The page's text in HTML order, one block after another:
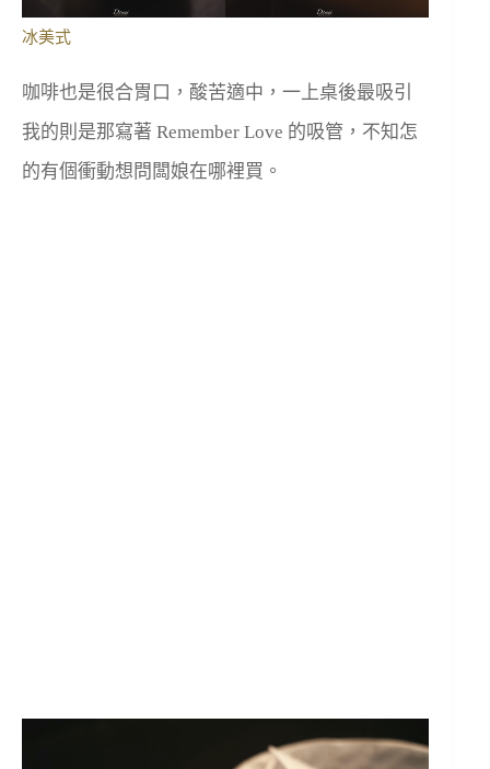
冰美式
咖啡也是很合胃口，酸苦適中，一上桌後最吸引
我的則是那寫著 Remember Love 的吸管，不知怎
的有個衝動想問闆娘在哪裡買。